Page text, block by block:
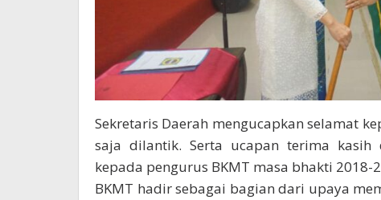
Sekretaris Daerah mengucapkan selamat
saja dilantik. Serta ucapan terima kasih
kepada pengurus BKMT masa bhakti 2018-
BKMT hadir sebagai bagian dari upaya